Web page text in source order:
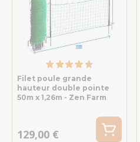
Filet poule grande
hauteur double pointe
50m x 1,26m - Zen Farm
129,00 €